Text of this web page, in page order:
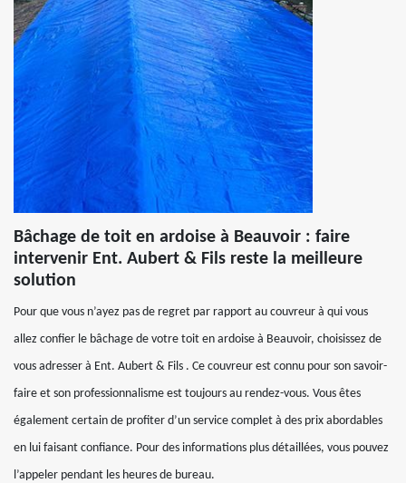
Bâchage de toit en ardoise à Beauvoir : faire
intervenir Ent. Aubert & Fils reste la meilleure
solution
Pour que vous n’ayez pas de regret par rapport au couvreur à qui vous
allez confier le bâchage de votre toit en ardoise à Beauvoir, choisissez de
vous adresser à Ent. Aubert & Fils . Ce couvreur est connu pour son savoir-
faire et son professionnalisme est toujours au rendez-vous. Vous êtes
également certain de profiter d’un service complet à des prix abordables
en lui faisant confiance. Pour des informations plus détaillées, vous pouvez
l’appeler pendant les heures de bureau.